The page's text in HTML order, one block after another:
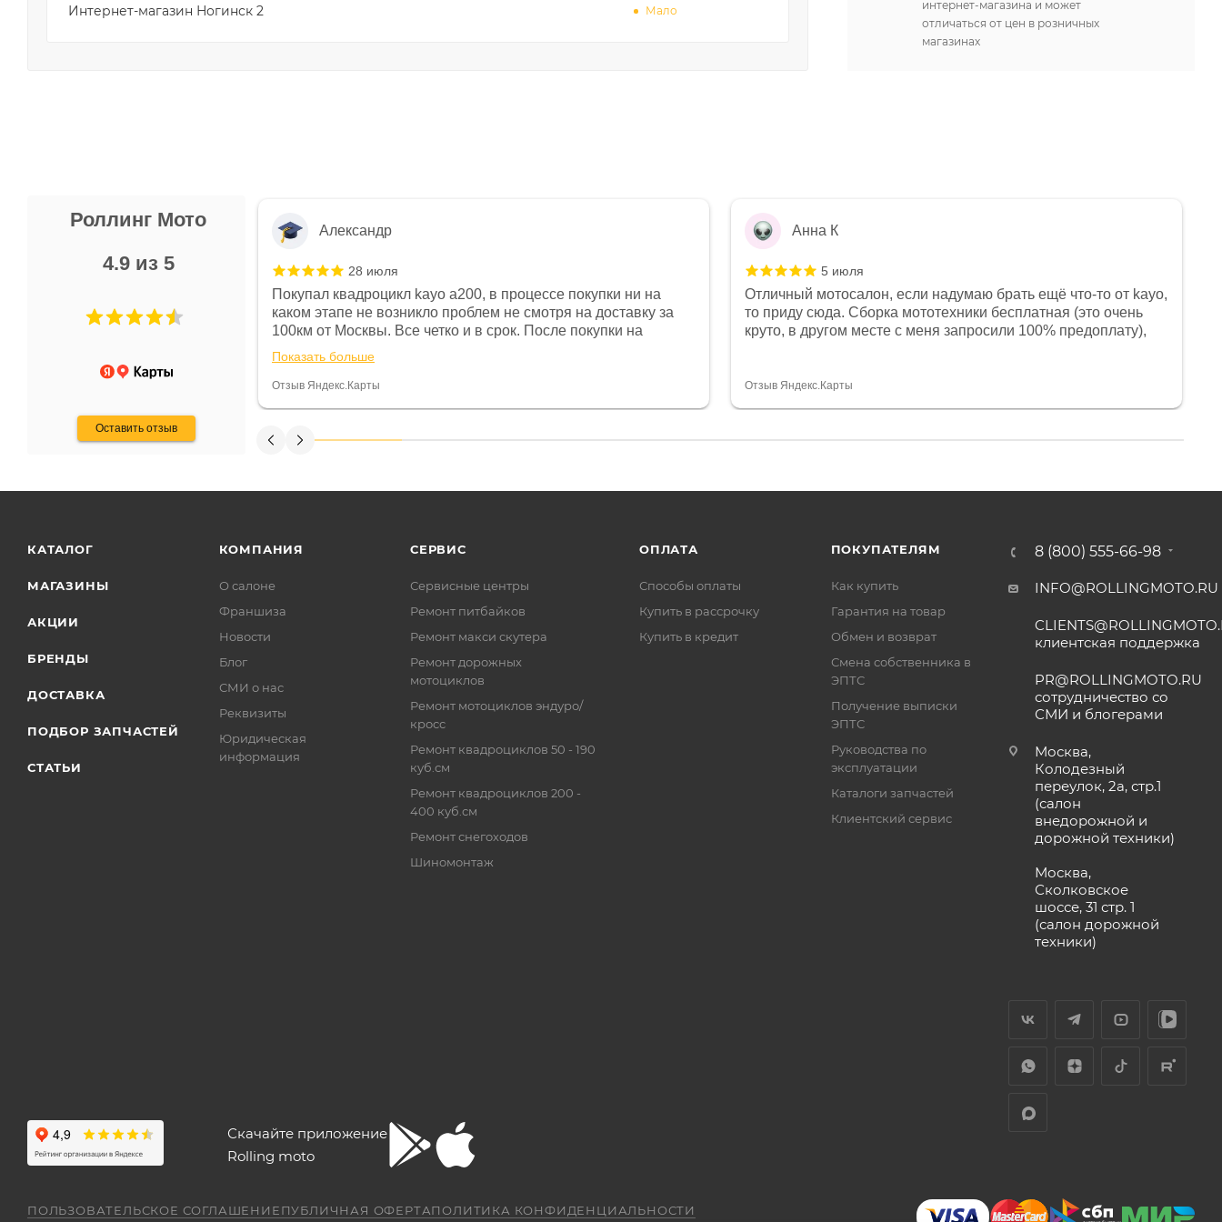
Интернет-магазин Ногинск 2 Мало
интернет-магазина и может
отличаться от цен в розничных
магазинах
Роллинг Мото
4.9 из 5
Оставить отзыв
Не понравились условия
и дают только на год)
Александр
28 июля
Покупал квадроцикл kayo a200, в процессе покупки ни на
каком этапе не возникло проблем не смотря на доставку за
100км от Москвы. Все четко и в срок. После покупки на
спидометре всегда был 0, при этом представители магазина
постоянно были на связи и в итоге проблема была решена.
Считаю, что это говорит о небезразличии к клиенту после
Показать больше
Отзыв Яндекс.Карты
Анна К
5 июля
Отличный мотосалон, если надумаю брать ещё что-то от kayo,
то приду сюда. Сборка мототехники бесплатная (это очень
круто, в другом месте с меня запросили 100% предоплату),
спасибо отдельное, всегда на связи, очень детально всё
Отзыв Яндекс.Карты
КАТАЛОГ
МАГАЗИНЫ
АКЦИИ
БРЕНДЫ
ДОСТАВКА
ПОДБОР ЗАПЧАСТЕЙ
СТАТЬИ
КОМПАНИЯ
О салоне
Франшиза
Новости
Блог
СМИ о нас
Реквизиты
Юридическая
информация
СЕРВИС
Сервисные центры
Ремонт питбайков
Ремонт макси скутера
Ремонт дорожных
мотоциклов
Ремонт мотоциклов эндуро/
кросс
Ремонт квадроциклов 50 - 190
куб.см
Ремонт квадроциклов 200 -
400 куб.см
Ремонт снегоходов
Шиномонтаж
ОПЛАТА
Способы оплаты
Купить в рассрочку
Купить в кредит
ПОКУПАТЕЛЯМ
Как купить
Гарантия на товар
Обмен и возврат
Смена собственника в
ЭПТС
Получение выписки
ЭПТС
Руководства по
эксплуатации
Каталоги запчастей
Клиентский сервис
8 (800) 555-66-98
INFO@ROLLINGMOTO.RU
клиентская поддержка
PR@ROLLINGMOTO.RU
сотрудничество со
СМИ и блогерами
Москва,
Колодезный
переулок, 2а, стр.1
(салон
внедорожной и
дорожной техники)
Москва,
Сколковское
шоссе, 31 стр. 1
(салон дорожной
техники)
Скачайте приложение
Rolling moto
ПОЛЬЗОВАТЕЛЬСКОЕ СОГЛАШЕНИЕПУБЛИЧНАЯ ОФЕРТАПОЛИТИКА КОНФИДЕНЦИАЛЬНОСТИ